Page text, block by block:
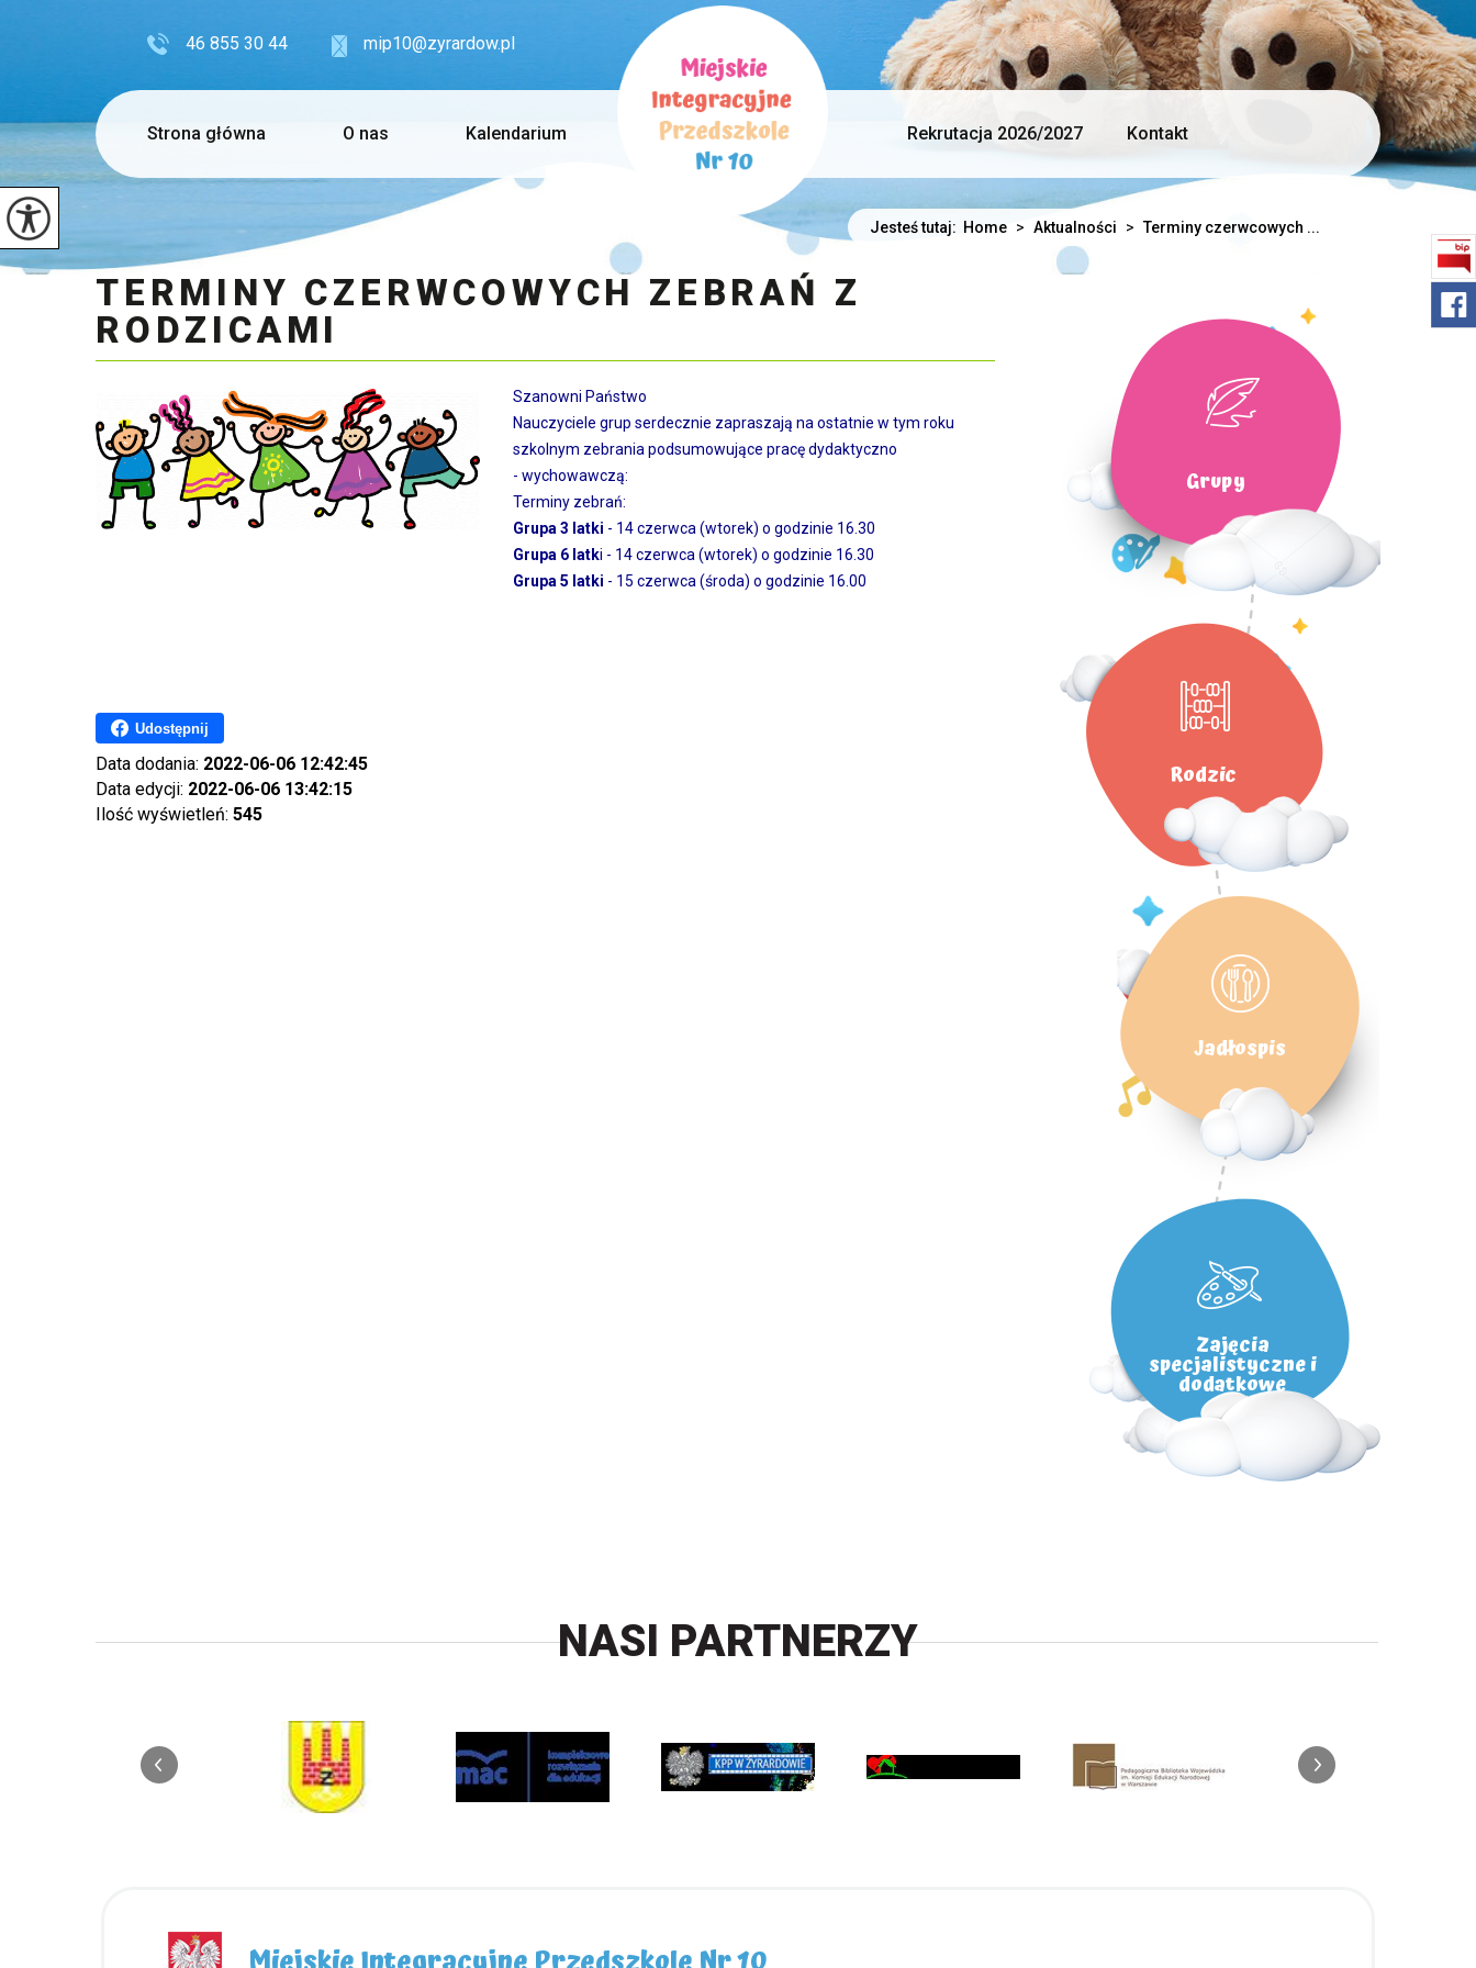
mip10@zyrardow.pl
46 855 30 44
Strona główna O nas Kalendarium Rekrutacja 2026/2027 Kontakt
Jesteś tutaj: Home > Aktualności > Terminy czerwcowych ...
TERMINY CZERWCOWYCH ZEBRAŃ Z
RODZICAMI
Szanowni Państwo
Nauczyciele grup serdecznie zapraszają na ostatnie w tym roku
szkolnym zebrania podsumowujące pracę dydaktyczno
- wychowawczą:
Terminy zebrań:
Grupa 3 latki - 14 czerwca (wtorek) o godzinie 16.30
Grupa 6 latki - 14 czerwca (wtorek) o godzinie 16.30
Grupa 5 latki - 15 czerwca (środa) o godzinie 16.00
Udostępnij
Data dodania: 2022-06-06 12:42:45
Data edycji: 2022-06-06 13:42:15
Ilość wyświetleń: 545
Grupy
Rodzic
Jadłospis
Zajęcia
specjalistyczne i
dodatkowe
NASI PARTNERZY